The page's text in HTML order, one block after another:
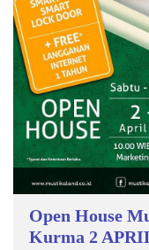
Open House
Kurma 2